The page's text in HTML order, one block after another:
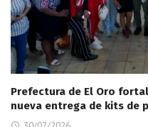
Prefectura de El Oro
nueva entrega de kits de